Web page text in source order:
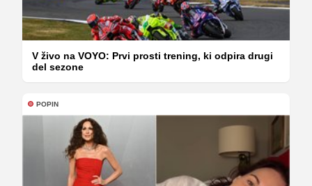
V živo na VOYO: Prvi prosti trening, ki odpira drugi
del sezone
POPIN